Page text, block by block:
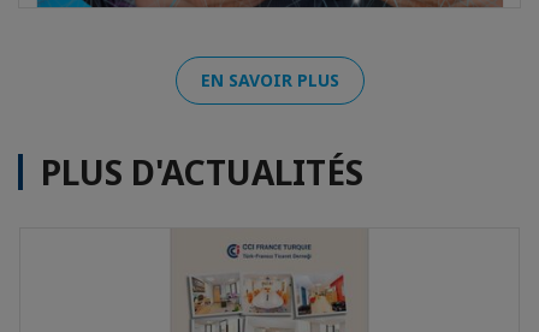
EN SAVOIR PLUS
PLUS D'ACTUALITÉS